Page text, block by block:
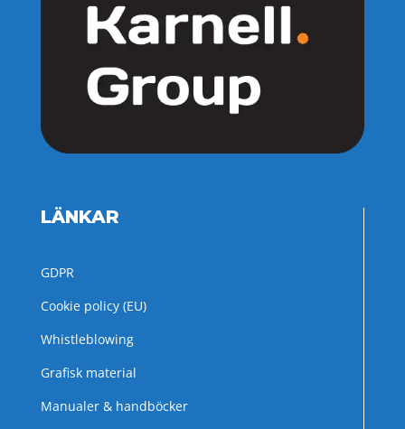
LÄNKAR
GDPR
Cookie policy (EU)
Whistleblowing
Grafisk material
Manualer & handböcker